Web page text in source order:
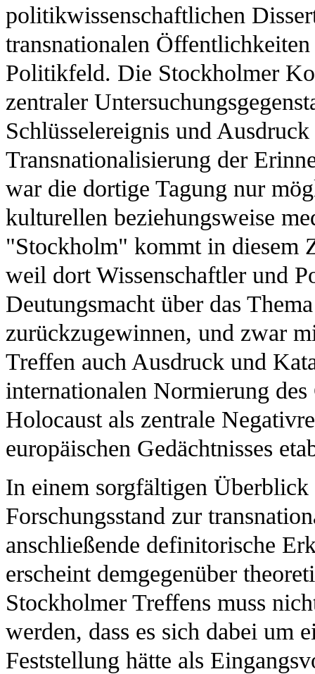
politikwissenschaftlichen
transnationalen
Politikfeld. Die Stockholmer
zentraler
Schlüsselereignis und
Transnationalisierung der
war die dortige Tagung nur
kulturellen beziehungsweise
"Stockholm" kommt in diesem
weil dort Wissenschaftler und
Deutungsmacht über das
zurückzugewinnen, und zwar
Treffen auch Ausdruck und
internationalen Normierung
Holocaust als zentrale
europäischen Gedächtnisses
In einem sorgfältigen
Forschungsstand zur
anschließende definitorische
erscheint demgegenüber
Stockholmer Treffens muss
werden, dass es sich dabei um
Feststellung hätte als